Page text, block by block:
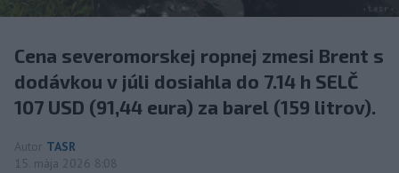
Cena severomorskej ropnej zmesi Brent s
dodávkou v júli dosiahla do 7.14 h SELČ
107 USD (91,44 eura) za barel (159 litrov).
Autor TASR
15. mája 2026 8:08